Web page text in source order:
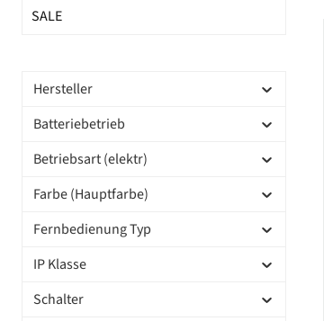
SALE
Hersteller
Batteriebetrieb
Betriebsart (elektr)
Farbe (Hauptfarbe)
Fernbedienung Typ
IP Klasse
Schalter